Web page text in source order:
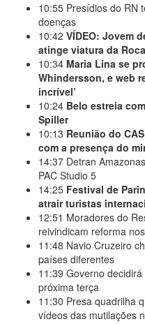
10:55 Presídios do RN
doenças
10:42 VÍDEO: Jovem
atinge viatura da
10:34 Maria Lina se
Whindersson, e web
incrível’
10:24 Belo estreia
Spiller
10:13 Reunião do
com a presença do
14:37 Detran
PAC Studio 5
14:25 Festival de
atrair turistas
12:51 Moradores do
reivindicam reforma
11:48 Navio Cruzeiro
países diferentes
11:39 Governo
próxima terça
11:30 Presa quadrilha
vídeos das mutilações